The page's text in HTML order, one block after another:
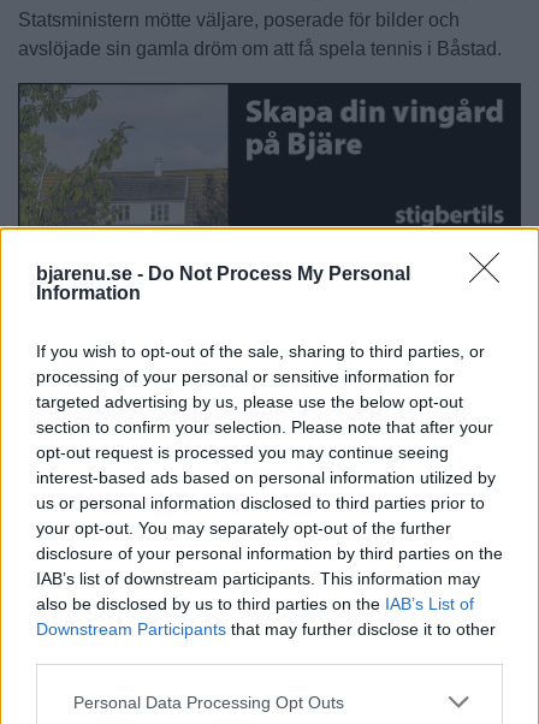
bjarenu.se - Do Not Process My Personal
Information
If you wish to opt-out of the sale, sharing to third parties, or
processing of your personal or sensitive information for
targeted advertising by us, please use the below opt-out
section to confirm your selection. Please note that after your
opt-out request is processed you may continue seeing
interest-based ads based on personal information utilized by
us or personal information disclosed to third parties prior to
your opt-out. You may separately opt-out of the further
disclosure of your personal information by third parties on the
IAB’s list of downstream participants. This information may
also be disclosed by us to third parties on the IAB’s List of
Downstream Participants that may further disclose it to other
Personal Data Processing Opt Outs
Statsministern mötte väljare, poserade för bilder och
avslöjade sin gamla dröm om att få spela tennis i Båstad.
BÅSTAD 2026-08-07 KL. 06:00
”Vi har inte kastat
in handduken –
BÅSTAD 2026-08-06 KL. 15:00
Amanda Jansson
hittar lugnet i